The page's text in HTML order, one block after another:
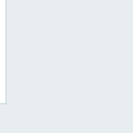
nutzer/files"